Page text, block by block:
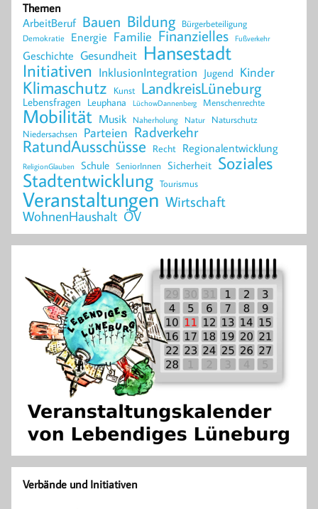
Themen
ArbeitBeruf Bauen Bildung Bürgerbeteiligung
Demokratie Energie Familie Finanzielles Fußverkehr
Geschichte Gesundheit Hansestadt
Initiativen InklusionIntegration Jugend Kinder
Klimaschutz Kunst LandkreisLüneburg
Lebensfragen Leuphana LüchowDannenberg Menschenrechte
Mobilität Musik Naherholung Natur Naturschutz
Niedersachsen Parteien Radverkehr
RatundAusschüsse Recht Regionalentwicklung
ReligionGlauben Schule SeniorInnen Sicherheit Soziales
Stadtentwicklung Tourismus
Veranstaltungen Wirtschaft
WohnenHaushalt ÖV
Verbände und Initiativen